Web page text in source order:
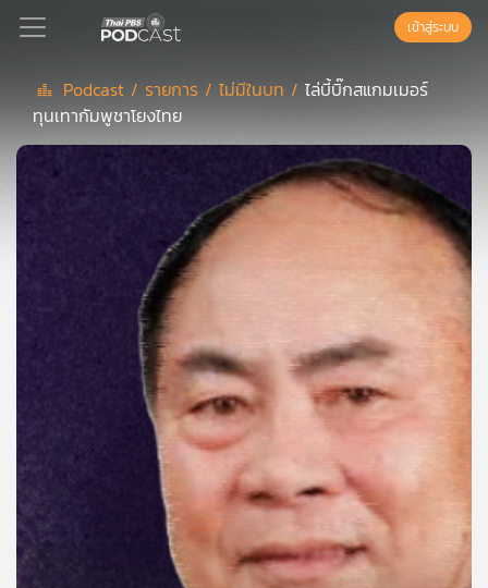
Podcast
ย์
ของ
คุณ
เข้าสู่ระบบ
Podcast / รายการ /ไม่มีในบท / ไล่บี้บิ๊กสแกมเมอร์
ทุนเทากัมพูชาโยงไทย